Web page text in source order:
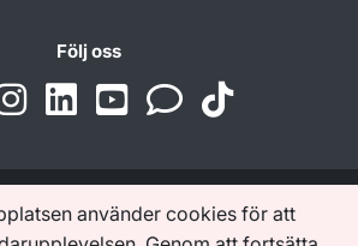
använder cookies för att
Följ oss
och nätverk